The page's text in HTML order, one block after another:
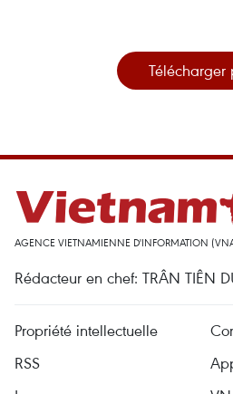
Télécharger
AGENCE VIETNAMIENNE D'INFORMATION
Rédacteur en chef: TRÂN TIÊN
Propriété intellectuelle
RSS